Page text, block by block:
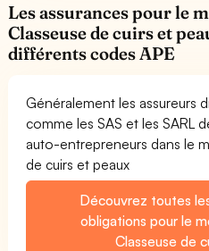
Les assurances pour le
Classeuse de cuirs et
différents codes APE
Généralement les assureurs
comme les SAS et les SARL
auto-entrepreneurs dans le
de cuirs et peaux
Découvrez toutes
obligations pour le
Classeuse de